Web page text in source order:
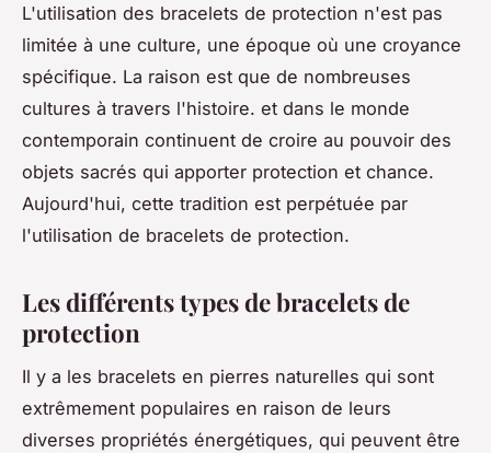
L'utilisation des bracelets de protection n'est pas
limitée à une culture, une époque où une croyance
spécifique. La raison est que de nombreuses
cultures à travers l'histoire. et dans le monde
contemporain continuent de croire au pouvoir des
objets sacrés qui apporter protection et chance.
Aujourd'hui, cette tradition est perpétuée par
l'utilisation de bracelets de protection.
Les différents types de bracelets de
protection
Il y a les bracelets en pierres naturelles qui sont
extrêmement populaires en raison de leurs
diverses propriétés énergétiques, qui peuvent être